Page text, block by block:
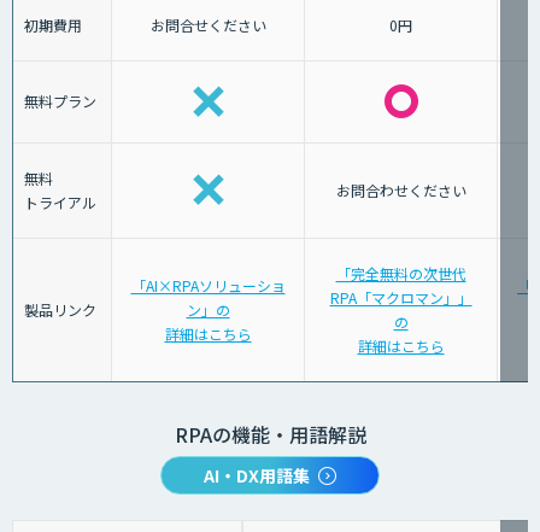
初期費用 お問合せください 0円
無料プラン
無料
トライアル
お問合わせください
製品リンク
「AI×RPAソリューショ
ン」の
詳細はこちら
「完全無料の次世代
RPA「マクロマン」」
の
詳細はこちら
RPAの機能・用語解説
AI・DX用語集